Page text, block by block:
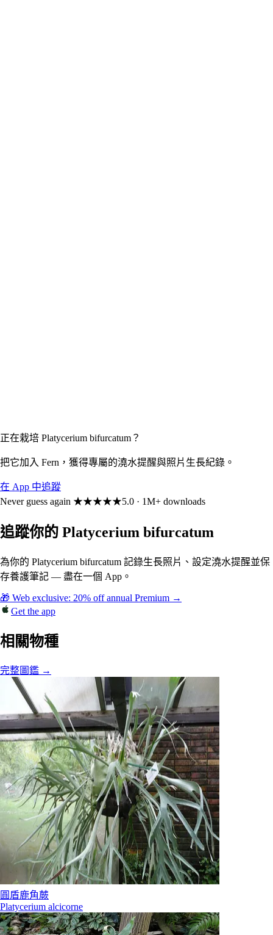
正在栽培 Platycerium bifurcatum？
把它加入 Fern，獲得專屬的澆水提醒與照片生長紀錄。
在 App 中追蹤
Never guess again ★★★★★5.0 · 1M+ downloads
追蹤你的 Platycerium bifurcatum
為你的 Platycerium bifurcatum 記錄生長照片、設定澆水提醒並保
存養護筆記 — 盡在一個 App。
🎁 Web exclusive: 20% off annual Premium →
Get the app
相關物種
完整圖鑑 →
圓盾鹿角蕨
Platycerium alcicorne